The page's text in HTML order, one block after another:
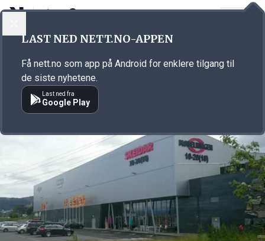
Annonsørinnhold
LAST NED NETT.NO-APPEN
Få nett.no som app på Android for enklere tilgang til
de siste nyhetene.
Last ned fra
Google Play